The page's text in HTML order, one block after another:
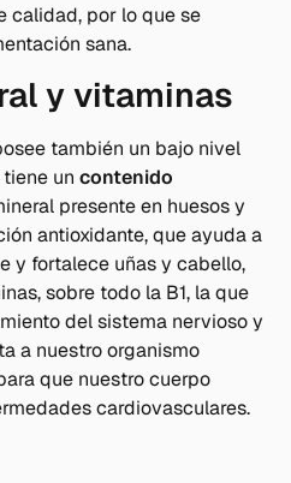
calidad, por lo que se
sana.
y vitaminas
también un bajo nivel
un contenido
presente en huesos y
antioxidante, que ayuda a
y fortalece uñas y cabello,
sobre todo la B1, la que
del sistema nervioso y
a nuestro organismo
que nuestro cuerpo
cardiovasculares.